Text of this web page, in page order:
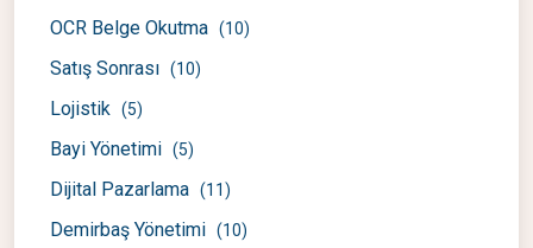
OCR Belge Okutma (10)
Satış Sonrası (10)
Lojistik (5)
Bayi Yönetimi (5)
Dijital Pazarlama (11)
Demirbaş Yönetimi (10)